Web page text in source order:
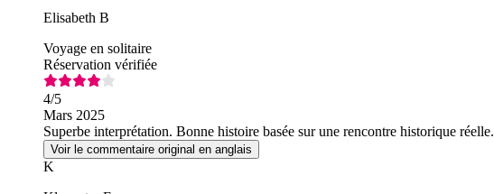
Elisabeth B
Voyage en solitaire
Réservation vérifiée
4/5
Mars 2025
Superbe interprétation. Bonne histoire basée sur une rencontre historique réelle.
Voir le commentaire original en anglais
K